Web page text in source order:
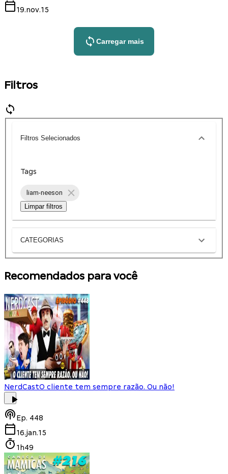
19.nov.15
Carregar mais
Filtros
Filtros Selecionados
Tags
liam-neeson
Limpar filtros
CATEGORIAS
Recomendados para você
NerdCastO cliente tem sempre razão. Ou não!
Ep. 448
16.jan.15
1h49